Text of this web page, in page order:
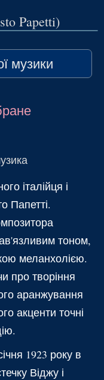
Papetti)
музики
італійця і
Папетті.
тоном,
меланхолією.
про творіння
аранжування
акценти точні
1923 року в
Віджу і